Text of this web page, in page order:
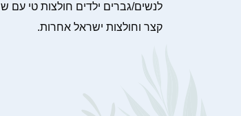
לנשים/גברים ילדים חולצות טי עם
קצר וחולצות ישראל אחרות.